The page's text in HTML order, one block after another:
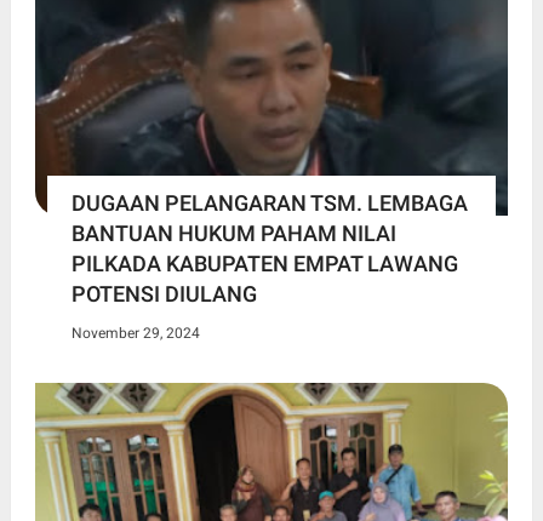
DUGAAN PELANGARAN TSM. LEMBAGA
BANTUAN HUKUM PAHAM NILAI
PILKADA KABUPATEN EMPAT LAWANG
POTENSI DIULANG
November 29, 2024